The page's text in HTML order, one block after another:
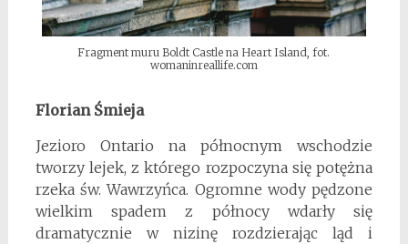
Fragment muru Boldt Castle na Heart Island, fot.
womaninreallife.com
Florian Śmieja
Jezioro Ontario na północnym wschodzie
tworzy lejek, z którego rozpoczyna się potężna
rzeka św. Wawrzyńca. Ogromne wody pędzone
wielkim spadem z północy wdarły się
dramatycznie w nizinę rozdzierając ląd i